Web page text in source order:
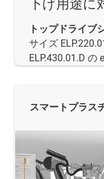
下げ用途に
トップドライブ
サイズ
ELP.430.01.D
スマートプラス